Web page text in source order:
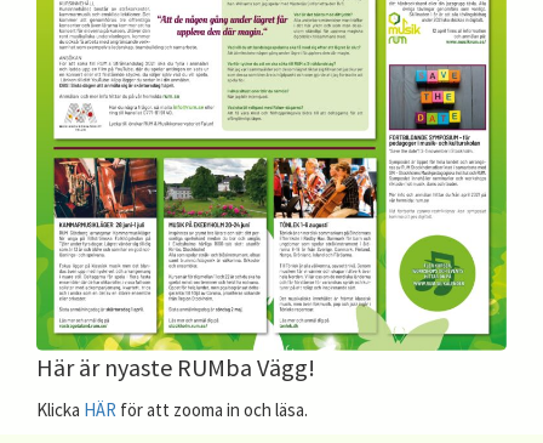
Här är nyaste RUMba Vägg!
Klicka HÄR för att zooma in och läsa.